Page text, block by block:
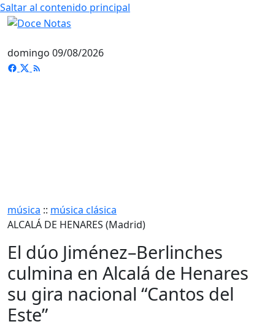
Saltar al contenido principal
domingo 09/08/2026
música :: música clásica
ALCALÁ DE HENARES (Madrid)
El dúo Jiménez–Berlinches
culmina en Alcalá de Henares
su gira nacional “Cantos del
Este”